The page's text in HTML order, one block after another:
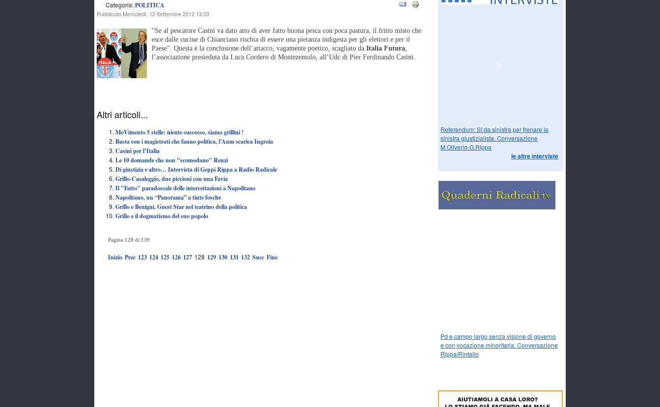
Categoria:POLITICA
Pubblicato Mercoledì, 12 Settembre 2012 13:33
“Se al pescatore Casini va dato atto di aver fatto buona pesca con poca pastura, il fritto misto che
esce dalle cucine di Chianciano rischia di essere una pietanza indigesta per gli elettori e per il
Paese”. Questa è la conclusione dell’attacco, vagamente poetico, scagliato da Italia Futura,
l’associazione presieduta da Luca Cordero di Montezemolo, all’Udc di Pier Ferdinando Casini.
Altri articoli...
MoVimento 5 stelle: niente successo, siamo grillini !
Basta con i magistrati che fanno politica, l’Anm scarica Ingroia
Casini per l’Italia
Le 10 domande che non "scomodano" Renzi
Di giustizia e altro… Intervista di Geppi Rippa a Radio Radicale
Grillo-Casaleggio, due piccioni con una Favia
Il "Fatto" paradossale delle intercettazioni a Napolitano
Napolitano, un “Panorama” a tinte fosche
Grillo e Benigni, Guest Star nel teatrino della politica
Grillo e il dogmatismo del suo popolo
Pagina 128 di 139
Inizio Prec 123 124 125 126 127 128 129 130 131 132 Succ Fine
Referendum: SI da sinistra per frenare la
sinistra giustizialista. Conversazione
M.Oliverio-G.Rippa
le altre interviste
Pd e campo largo senza visione di governo
e con vocazione minoritaria. Conversazione
Rippa/Rintallo